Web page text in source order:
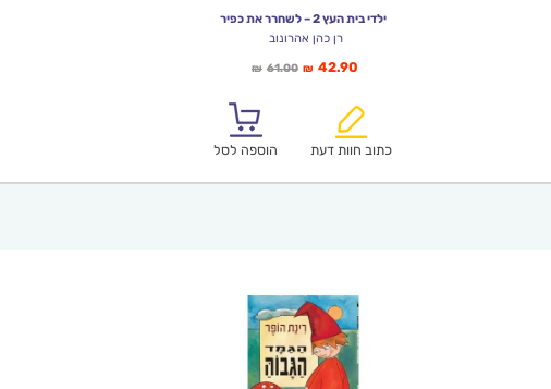
ילדי בית העץ 2 – לשחרר את כפיר
רן כהן אהרונוב
₪ 61.00המחיר
₪61.00.
₪ 42.90
הוא:
כתוב חוות דעת
הוספה לסל